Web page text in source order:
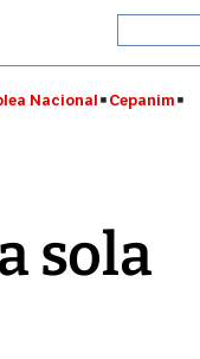
Nacional Cepanim
sola